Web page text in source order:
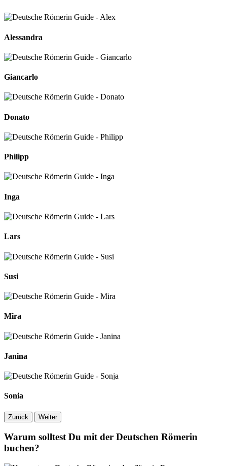
Alessandra
Giancarlo
Donato
Philipp
Inga
Lars
Susi
Mira
Janina
Sonia
Zurück Weiter
Warum solltest Du mit der Deutschen Römerin
buchen?